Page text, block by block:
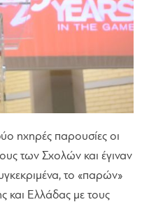
ηχηρές παρουσίες οι
των Σχολών και έγιναν
το «παρών»
και Ελλάδας με τους